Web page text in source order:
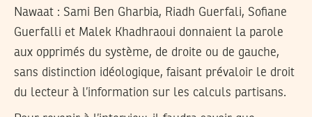
Nawaat : Sami Ben Gharbia, Riadh Guerfali, Sofiane
Guerfalli et Malek Khadhraoui donnaient la parole
aux opprimés du système, de droite ou de gauche,
sans distinction idéologique, faisant prévaloir le droit
du lecteur à l’information sur les calculs partisans.